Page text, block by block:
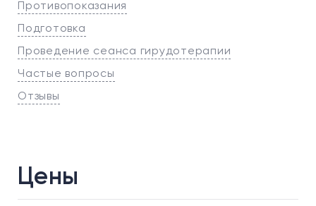
Противопоказания
Подготовка
Проведение сеанса гирудотерапии
Частые вопросы
Отзывы
Цены